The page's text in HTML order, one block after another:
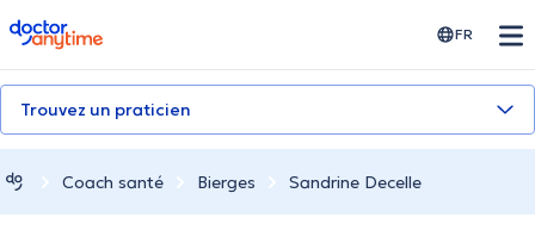
doctoranytime FR
Trouvez un praticien
Coach santé Bierges Sandrine Decelle